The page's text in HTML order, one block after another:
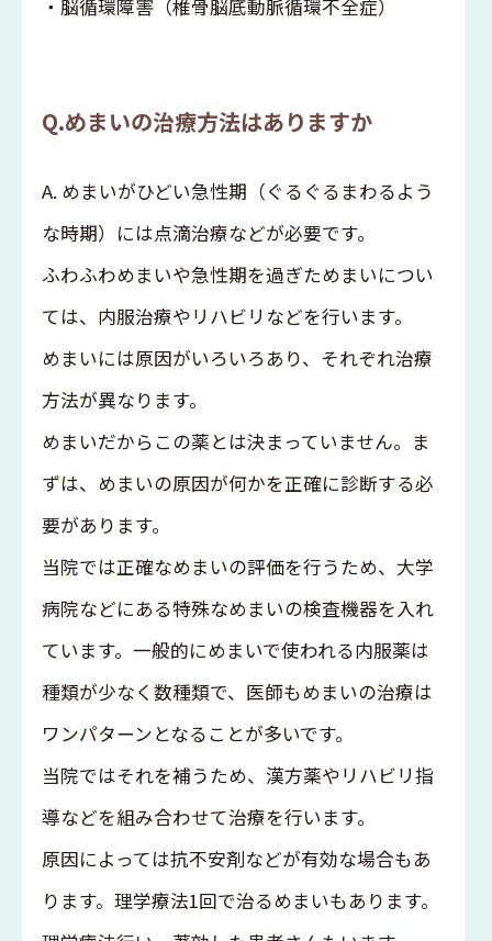
・脳循環障害（椎骨脳底動脈循環不全症）
Q.めまいの治療方法はありますか
A. めまいがひどい急性期（ぐるぐるまわるよう
な時期）には点滴治療などが必要です。
ふわふわめまいや急性期を過ぎためまいについ
ては、内服治療やリハビリなどを行います。
めまいには原因がいろいろあり、それぞれ治療
方法が異なります。
めまいだからこの薬とは決まっていません。ま
ずは、めまいの原因が何かを正確に診断する必
要があります。
当院では正確なめまいの評価を行うため、大学
病院などにある特殊なめまいの検査機器を入れ
ています。一般的にめまいで使われる内服薬は
種類が少なく数種類で、医師もめまいの治療は
ワンパターンとなることが多いです。
当院ではそれを補うため、漢方薬やリハビリ指
導などを組み合わせて治療を行います。
原因によっては抗不安剤などが有効な場合もあ
ります。理学療法1回で治るめまいもあります。